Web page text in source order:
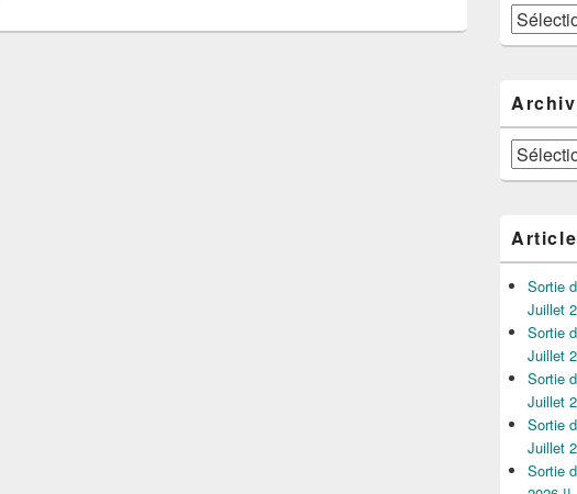
Catégories
Archives
Sortie
Juillet
Sortie
Juillet
Sortie
Juillet
Sortie
Juillet
Sortie